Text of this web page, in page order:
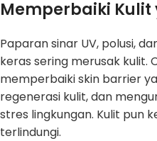
Memperbaiki Kulit
Paparan sinar UV, polusi,
keras sering merusak kulit.
memperbaiki skin barrier
regenerasi kulit, dan
stres lingkungan. Kulit pun
terlindungi.